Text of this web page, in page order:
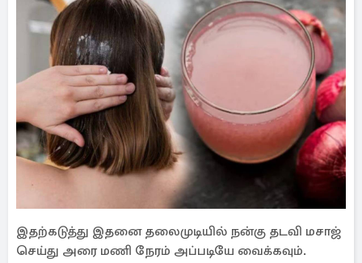
இதற்கடுத்து இதனை தலைமுடியில் நன்கு தடவி மசாஜ்
செய்து அரை மணி நேரம் அப்படியே வைக்கவும்.